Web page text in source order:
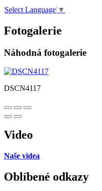
Select Language ▼
Fotogalerie
Náhodná fotogalerie
DSCN4117
Video
Naše videa
Oblíbené odkazy